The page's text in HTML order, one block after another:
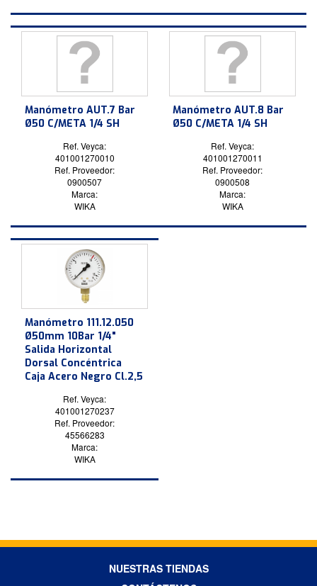
Manómetro AUT.7 Bar
Ø50 C/META 1/4 SH
Ref. Veyca:
401001270010
Ref. Proveedor:
0900507
Marca:
WIKA
Manómetro AUT.8 Bar
Ø50 C/META 1/4 SH
Ref. Veyca:
401001270011
Ref. Proveedor:
0900508
Marca:
WIKA
Manómetro 111.12.050
Ø50mm 10Bar 1/4"
Salida Horizontal
Dorsal Concéntrica
Caja Acero Negro Cl.2,5
Ref. Veyca:
401001270237
Ref. Proveedor:
45566283
Marca:
WIKA
NUESTRAS TIENDAS